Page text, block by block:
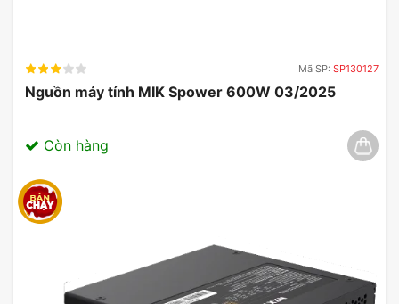
Mã SP: SP130127
Nguồn máy tính MIK Spower 600W 03/2025
Còn hàng